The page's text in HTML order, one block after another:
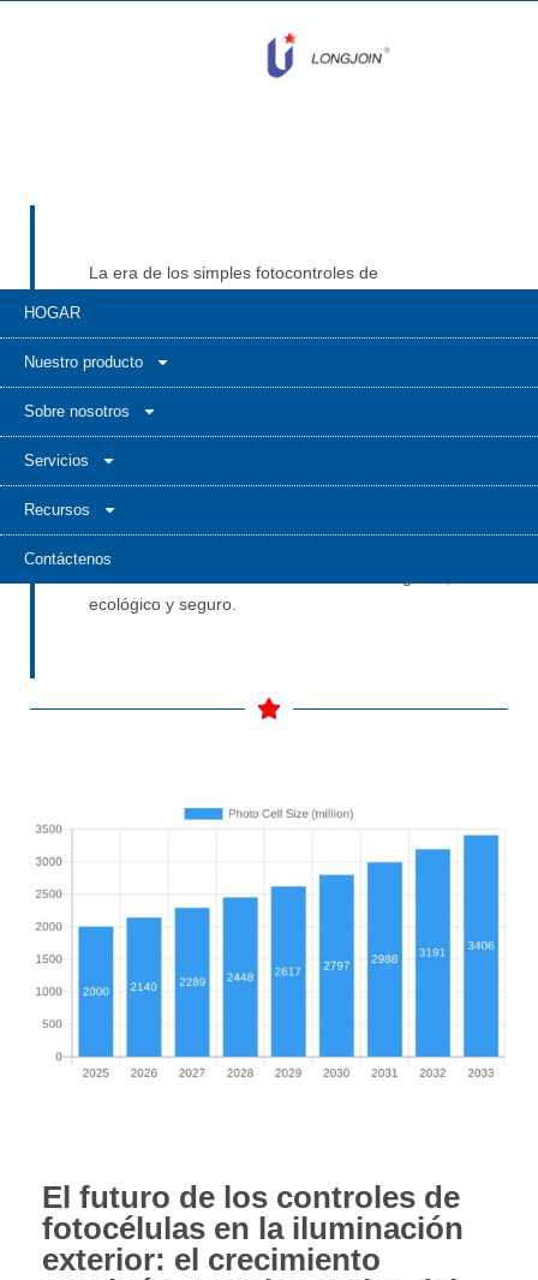
HOGAR
Nuestro producto
Sobre nosotros
Servicios
Recursos
Contáctenos
La era de los simples fotocontroles de
hacia la iluminación inteligente. Ya sea en
proyectos de modernización urbana,
infraestructura de iluminación solar o
implementaciones integrales de ciudades
inteligentes, la humilde fotocélula sigue siendo
ecológico y seguro.
El futuro de los controles de
fotocélulas en la iluminación
exterior: el crecimiento